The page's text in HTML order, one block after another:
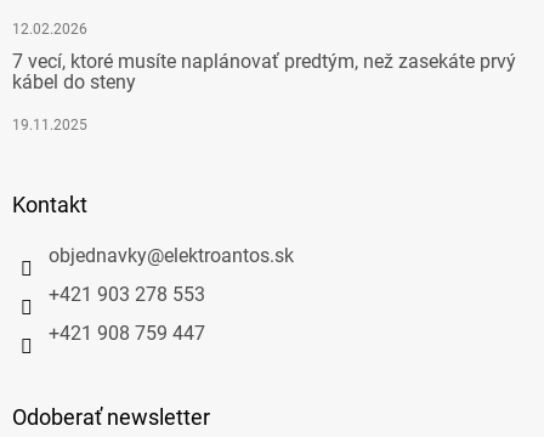
12.02.2026
7 vecí, ktoré musíte naplánovať predtým, než zasekáte prvý
kábel do steny
19.11.2025
Kontakt
objednavky@elektroantos.sk
+421 903 278 553
+421 908 759 447
Odoberať newsletter